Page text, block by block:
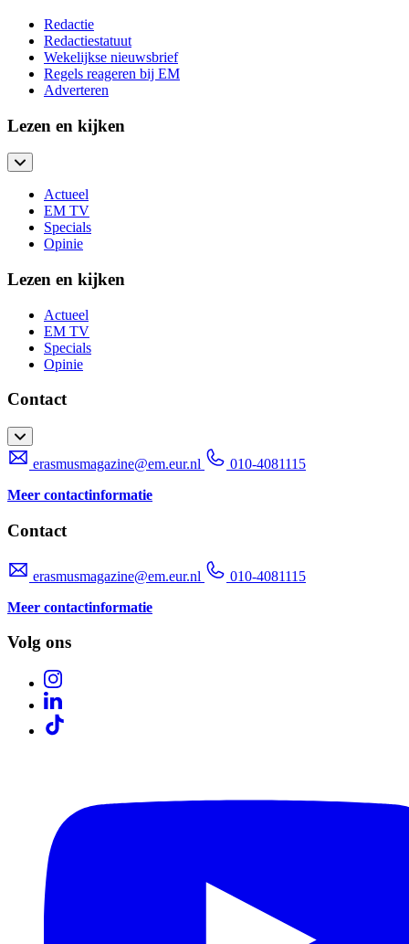
Redactie
Redactiestatuut
Wekelijkse nieuwsbrief
Regels reageren bij EM
Adverteren
Lezen en kijken
Actueel
EM TV
Specials
Opinie
Lezen en kijken
Actueel
EM TV
Specials
Opinie
Contact
erasmusmagazine@em.eur.nl
010-4081115
Meer contactinformatie
Contact
erasmusmagazine@em.eur.nl
010-4081115
Meer contactinformatie
Volg ons